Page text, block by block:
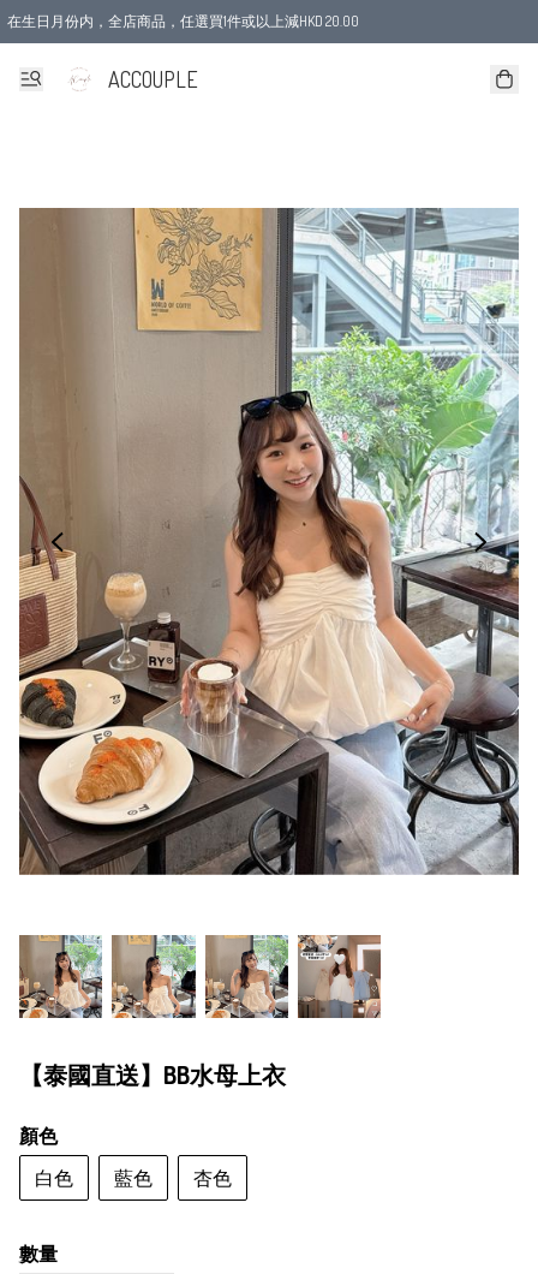
在生日月份内，全店商品，任選買1件或以上減HKD 20.00
ACCOUPLE
【泰國直送】BB水母上衣
顏色
白色
藍色 杏色
數量